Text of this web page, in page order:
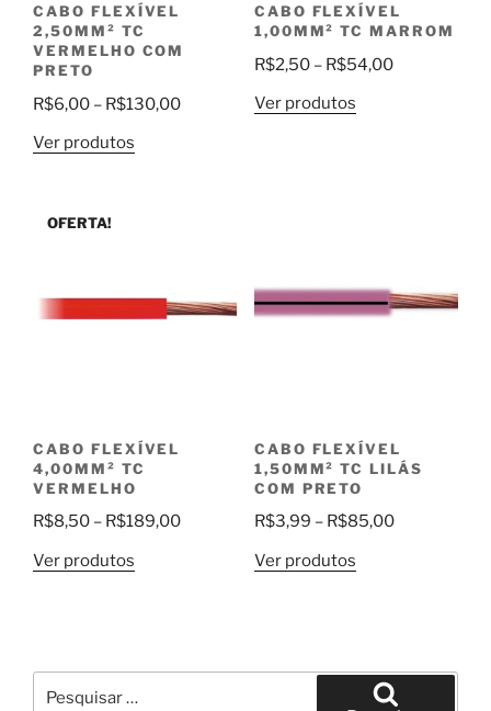
CABO FLEXÍVEL
2,50MM² TC
VERMELHO COM
PRETO
R$6,00 – R$130,00Faixa
Ver produtos
CABO FLEXÍVEL
1,00MM² TC MARROM
R$2,50 – R$54,00Faixa
Ver produtos
OFERTA!
CABO FLEXÍVEL
4,00MM² TC
VERMELHO
R$8,50 – R$189,00Faixa
Ver produtos
CABO FLEXÍVEL
1,50MM² TC LILÁS
COM PRETO
R$3,99 – R$85,00Faixa
Ver produtos